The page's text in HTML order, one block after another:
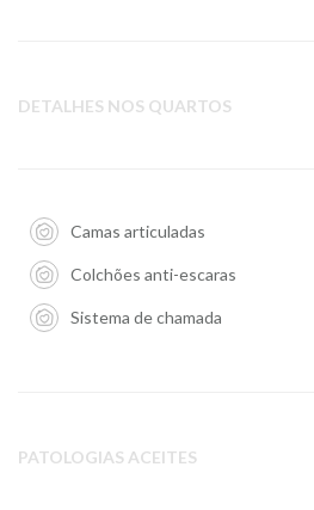
DETALHES NOS QUARTOS
Camas articuladas
Colchões anti-escaras
Sistema de chamada
PATOLOGIAS ACEITES